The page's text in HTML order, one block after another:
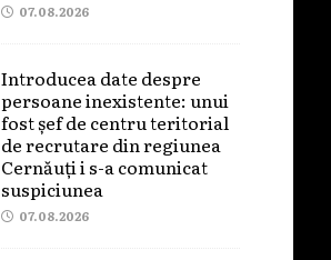
07.08.2026
Introducea date despre
persoane inexistente: unui
fost șef de centru teritorial
de recrutare din regiunea
Cernăuți i s-a comunicat
suspiciunea
07.08.2026